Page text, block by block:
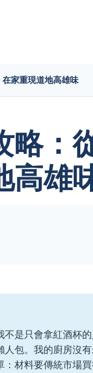
家重現道地高雄味
略：
高雄
是只會拿紅酒杯
包。我的廚房沒
材料要傳統市場